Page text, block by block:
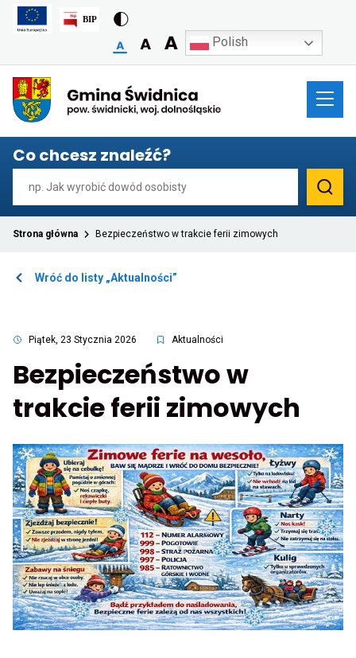
Polish
Przekierowuje
do
strony
głównej
Co chcesz znaleźć?
Strona główna Bezpieczeństwo w trakcie ferii zimowych
Wróć do listy „Aktualności”
listy
Piątek, 23 Stycznia 2026 Aktualności
Bezpieczeństwo w
trakcie ferii zimowych